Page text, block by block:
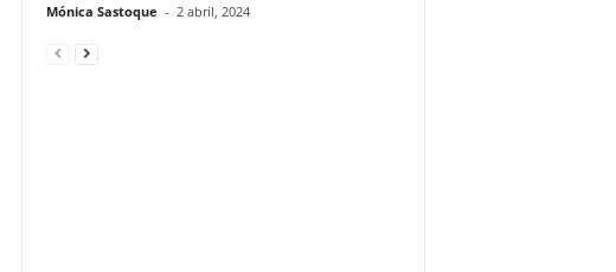
Mónica Sastoque - 2 abril, 2024